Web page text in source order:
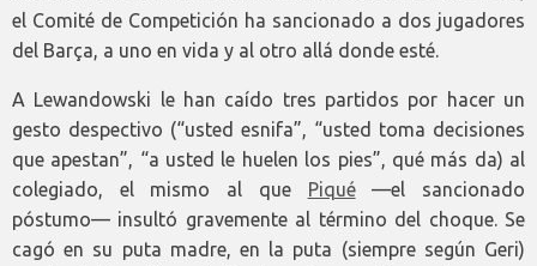
el Comité de Competición ha sancionado a dos jugadores
del Barça, a uno en vida y al otro allá donde esté.
A Lewandowski le han caído tres partidos por hacer un
gesto despectivo (“usted esnifa”, “usted toma decisiones
que apestan”, “a usted le huelen los pies”, qué más da) al
colegiado, el mismo al que Piqué—el sancionado
póstumo— insultó gravemente al término del choque. Se
cagó en su puta madre, en la puta (siempre según Geri)